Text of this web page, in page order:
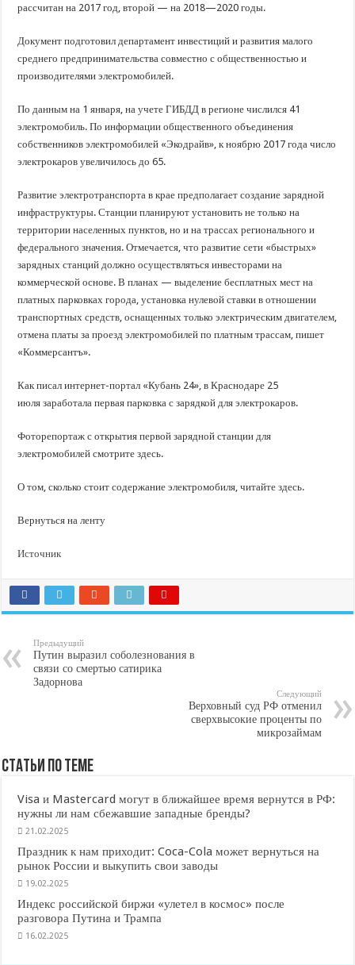
В городах и районах Кубани отметили День России
Стартовал прием заявок на 20-й юбилейный молодежный форум «Регион 93»
рассчитан на 2017 год, второй — на 2018—2020 годы.
Документ подготовил департамент инвестиций и развития малого
среднего предпринимательства совместно с общественностью и
производителями электромобилей.
По данным на 1 января, на учете ГИБДД в регионе числился 41
электромобиль. По информации общественного объединения
собственников электромобилей «Экодрайв», к ноябрю 2017 года число
электрокаров увеличилось до 65.
Развитие электротранспорта в крае предполагает создание зарядной
инфраструктуры. Станции планируют установить не только на
территории населенных пунктов, но и на трассах регионального и
федерального значения. Отмечается, что развитие сети «быстрых»
зарядных станций должно осуществляться инвесторами на
коммерческой основе. В планах — выделение бесплатных мест на
платных парковках города, установка нулевой ставки в отношении
транспортных средств, оснащенных только электрическим двигателем,
отмена платы за проезд электромобилей по платным трассам, пишет
«Коммерсантъ».
Как писал интернет-портал «Кубань 24», в Краснодаре 25
июля заработала первая парковка с зарядкой для электрокаров.
Фоторепортаж с открытия первой зарядной станции для
электромобилей смотрите здесь.
О том, сколько стоит содержание электромобиля, читайте здесь.
Вернуться на ленту
Источник
Предыдущий
Путин выразил соболезнования в
связи со смертью сатирика
Задорнова
Следующий
Верховный суд РФ отменил
сверхвысокие проценты по
микрозаймам
Статьи по Теме
Visa и Mastercard могут в ближайшее время вернутся в РФ:
нужны ли нам сбежавшие западные бренды?
21.02.2025
Праздник к нам приходит: Coca-Cola может вернуться на
рынок России и выкупить свои заводы
19.02.2025
Индекс российской биржи «улетел в космос» после
разговора Путина и Трампа
16.02.2025